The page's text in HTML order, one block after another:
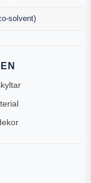
solvent)